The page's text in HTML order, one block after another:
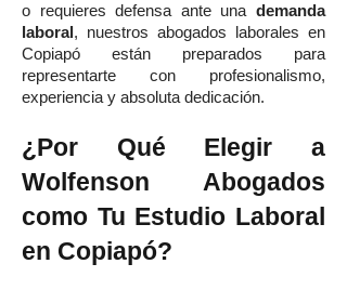
o requieres defensa ante una demanda
laboral , nuestros abogados laborales en
Copiapó están preparados para
representarte con profesionalismo,
experiencia y absoluta dedicación.
¿Por Qué Elegir a
Wolfenson Abogados
como Tu Estudio Laboral
en Copiapó?